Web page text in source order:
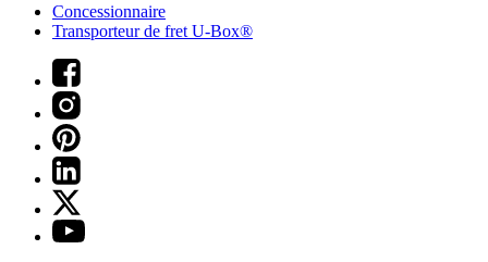
Concessionnaire
Transporteur de fret U-Box®